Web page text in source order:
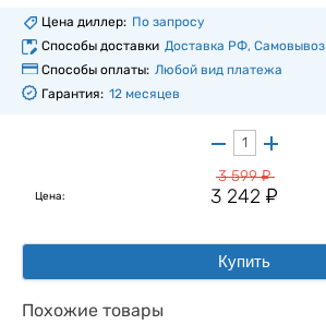
Цена диллер: По запросу
Способы доставки Доставка РФ, Самовывоз
Способы оплаты: Любой вид платежа
Гарантия: 12 месяцев
Цена:
3 599у
3 242у
Купить
Похожие товары